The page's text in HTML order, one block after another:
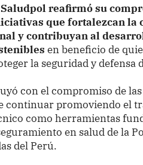
Saludpol reafirmó su
que fortalezcan la
y contribuyan al
en beneficio de
la seguridad y defensa
con el compromiso de
continuar promoviendo el
como herramientas
en salud de la
del Perú.